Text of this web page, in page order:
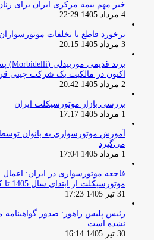
خبر مهم بیمه مرکزی ایران برای
4 مرداد 1405 22:29
برخورد قاطع با تخلفات
3 مرداد 1405 20:15
اکنون در مالکیت یک شرکت چینی
2 مرداد 1405 20:42
بررسی بازار موتورسیکلت ایران
1 مرداد 1405 17:17
آموزش موتورسواری به بانوان
می‌گیرد
1 مرداد 1405 17:04
موتورسیکلت از ابتدای سال 1405 تا کنون در پایتخت
31 تیر 1405 17:23
رئیس پلیس راهور: صدور گواهینامه
نشده است
30 تیر 1405 16:14